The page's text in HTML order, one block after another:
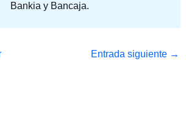
Bankia y Bancaja.
Entrada siguiente →